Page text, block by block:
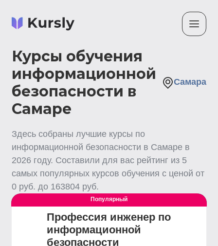
Курсы обучения
информационной
безопасности в
Самаре
Самара
Здесь собраны лучшие курсы по
информационной безопасности в Самаре в
2026 году. Составили для вас рейтинг из 5
самых популярных курсов обучения с ценой от
0 руб. до 163804 руб.
Выгодный
Популярный
Профессия инженер по
информационной
безопасности